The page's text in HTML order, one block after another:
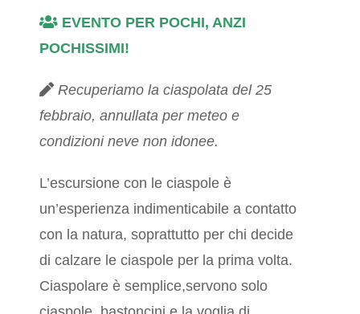
EVENTO PER POCHI, ANZI
POCHISSIMI!
Recuperiamo la ciaspolata del 25
febbraio, annullata per meteo e
condizioni neve non idonee.
L’escursione con le ciaspole è
un’esperienza indimenticabile a contatto
con la natura, soprattutto per chi decide
di calzare le ciaspole per la prima volta.
Ciaspolare è semplice,servono solo